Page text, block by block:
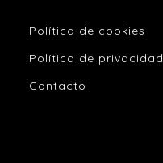
Política de cookies
Política de privacidad
Contacto